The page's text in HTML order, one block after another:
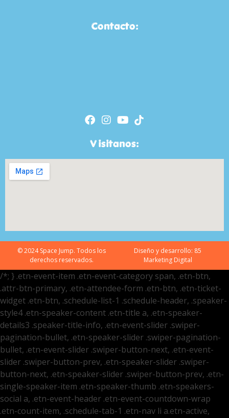
Contacto:
Visitanos:
© 2024 Space Jump. Todos los
derechos reservados.
Diseño y desarrollo: 85
Marketing Digital
/*; } .etn-event-item .etn-event-category span, .etn-btn,
.attr-btn-primary, .etn-attendee-form .etn-btn, .etn-ticket-
widget .etn-btn, .schedule-list-1 .schedule-header, .speaker-
style4 .etn-speaker-content .etn-title a, .etn-speaker-
details3 .speaker-title-info, .etn-event-slider .swiper-
pagination-bullet, .etn-speaker-slider .swiper-pagination-
bullet, .etn-event-slider .swiper-button-next, .etn-event-
slider .swiper-button-prev, .etn-speaker-slider .swiper-
button-next, .etn-speaker-slider .swiper-button-prev, .etn-
single-speaker-item .etn-speaker-thumb .etn-speakers-
social a, .etn-event-header .etn-event-countdown-wrap
.etn-count-item, .schedule-tab-1 .etn-nav li a.etn-active,